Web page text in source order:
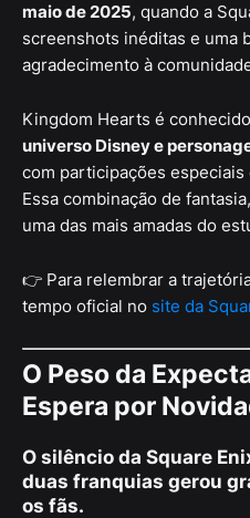
maio de 2025, quando a
screenshots inéditas e uma
agradecimento à
Kingdom Hearts é
universo Disney e
com participações especiais
Essa combinação de
uma das mais amadas do
👉 Para relembrar a
tempo oficial no site da
O Peso da
Espera por
O silêncio da Square
duas franquias gerou
os fãs.